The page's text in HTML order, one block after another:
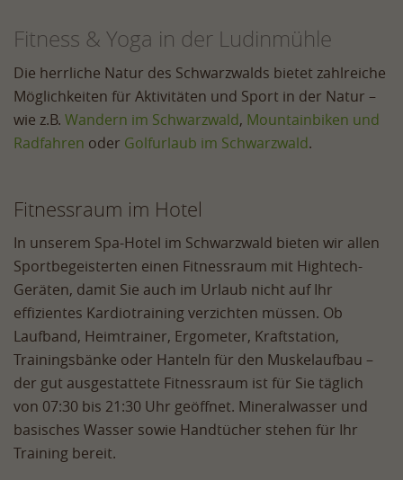
Fitness & Yoga in der Ludinmühle
Die herrliche Natur des Schwarzwalds bietet zahlreiche
Möglichkeiten für Aktivitäten und Sport in der Natur –
wie z.B. Wandern im Schwarzwald, Mountainbiken und
Radfahren oder Golfurlaub im Schwarzwald.
Fitnessraum im Hotel
In unserem Spa-Hotel im Schwarzwald bieten wir allen
Sportbegeisterten einen Fitnessraum mit Hightech-
Geräten, damit Sie auch im Urlaub nicht auf Ihr
effizientes Kardiotraining verzichten müssen. Ob
Laufband, Heimtrainer, Ergometer, Kraftstation,
Trainingsbänke oder Hanteln für den Muskelaufbau –
der gut ausgestattete Fitnessraum ist für Sie täglich
von 07:30 bis 21:30 Uhr geöffnet. Mineralwasser und
basisches Wasser sowie Handtücher stehen für Ihr
Training bereit.